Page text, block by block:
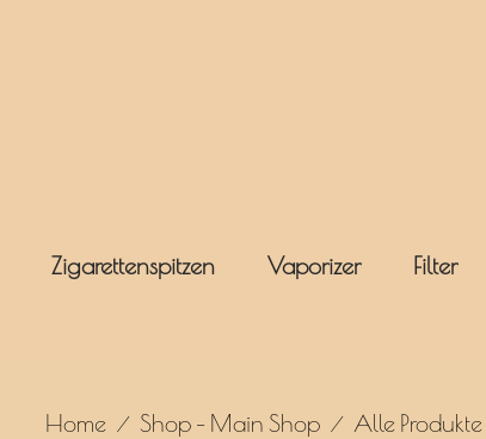
Zigarettenspitzen Vaporizer Filter
Home / Shop – Main Shop / Alle Produkte